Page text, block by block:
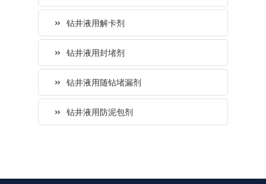
钻井液用解卡剂
钻井液用封堵剂
钻井液用随钻堵漏剂
钻井液用防泥包剂